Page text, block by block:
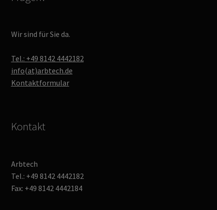
Wir sind für Sie da.
Tel.: +49 8142 4442182
info(at)arbtech.de
Kontaktformular
Kontakt
Arbtech
Tel.: +49 8142 4442182
Fax: +49 8142 4442184